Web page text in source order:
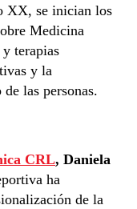
XX, se inician los
Medicina
terapias
y la
las personas.
CRL, Daniela
ha
de la